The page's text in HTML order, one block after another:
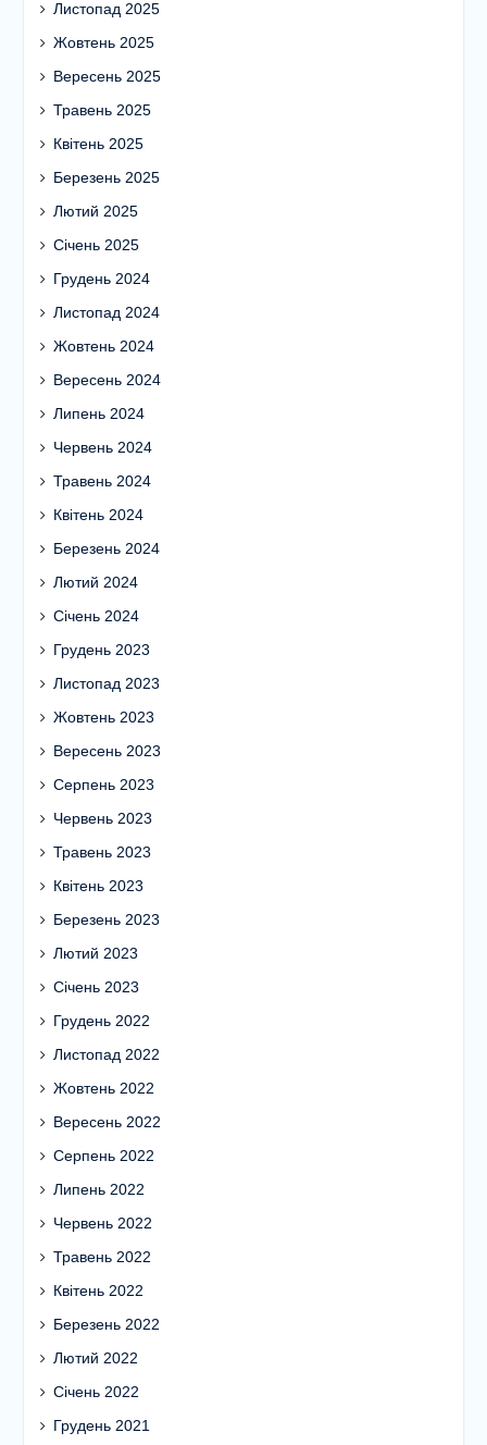
Листопад 2025
Жовтень 2025
Вересень 2025
Травень 2025
Квітень 2025
Березень 2025
Лютий 2025
Січень 2025
Грудень 2024
Листопад 2024
Жовтень 2024
Вересень 2024
Липень 2024
Червень 2024
Травень 2024
Квітень 2024
Березень 2024
Лютий 2024
Січень 2024
Грудень 2023
Листопад 2023
Жовтень 2023
Вересень 2023
Серпень 2023
Червень 2023
Травень 2023
Квітень 2023
Березень 2023
Лютий 2023
Січень 2023
Грудень 2022
Листопад 2022
Жовтень 2022
Вересень 2022
Серпень 2022
Липень 2022
Червень 2022
Травень 2022
Квітень 2022
Березень 2022
Лютий 2022
Січень 2022
Грудень 2021